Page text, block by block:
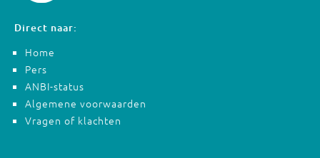
Direct naar:
Home
Pers
ANBI-status
Algemene voorwaarden
Vragen of klachten